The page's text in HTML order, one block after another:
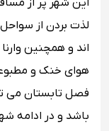
این شهر پر از
لذت بردن از سواحل
اند و همچنین
هوای خنک و
فصل تابستان می
باشد و در ادامه